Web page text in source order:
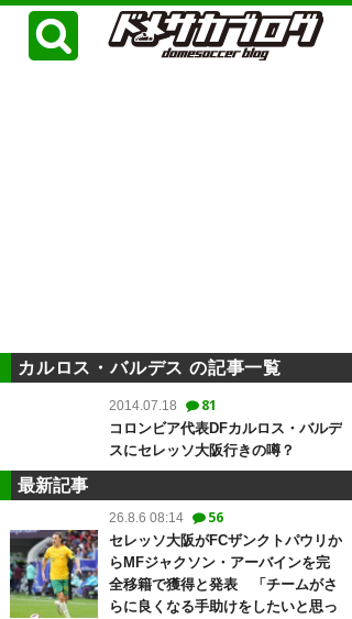
カルロス・バルデス の記事一覧
2014.07.18 81
コロンビア代表DFカルロス・バルデ
スにセレッソ大阪行きの噂？
最新記事
26.8.6 08:14 56
セレッソ大阪がFCザンクトパウリか
らMFジャクソン・アーバインを完
全移籍で獲得と発表 「チームがさ
らに良くなる手助けをしたいと思っ